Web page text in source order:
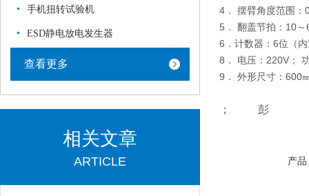
手机扭转试验机
ESD静电放电发生器
查看更多
相关文章
ARTICLE
4． 摆臂角度范围：
5． 翻盖节拍：10
6．计数器：6位（
8． 电压：220V；
9． 外形尺寸：600
； 彭
产品